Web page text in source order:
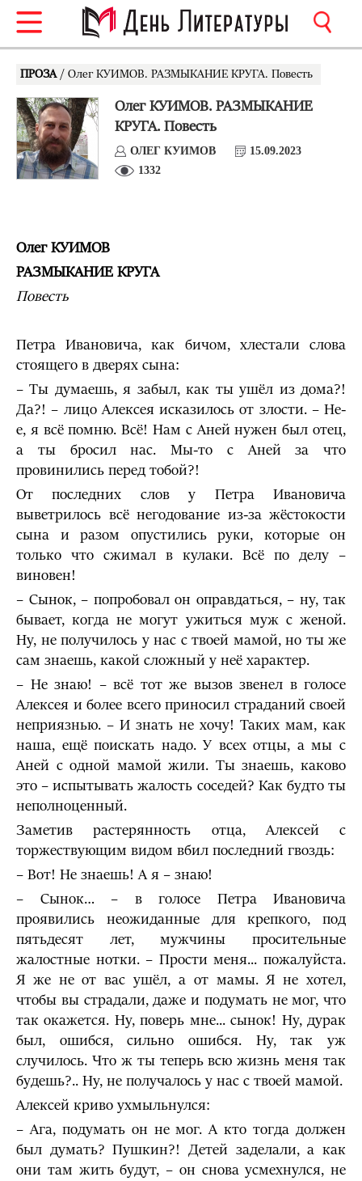
ПРОЗА / Олег КУИМОВ. РАЗМЫКАНИЕ КРУГА. Повесть
Олег КУИМОВ. РАЗМЫКАНИЕ
КРУГА. Повесть
ОЛЕГ КУИМОВ
15.09.2023
1332
Олег КУИМОВ
РАЗМЫКАНИЕ КРУГА
Повесть
Петра Ивановича, как бичом, хлестали слова
стоящего в дверях сына:
– Ты думаешь, я забыл, как ты ушёл из дома?!
Да?! – лицо Алексея исказилось от злости. – Не-
е, я всё помню. Всё! Нам с Аней нужен был отец,
а ты бросил нас. Мы-то с Аней за что
провинились перед тобой?!
От последних слов у Петра Ивановича
выветрилось всё негодование из-за жёстокости
сына и разом опустились руки, которые он
только что сжимал в кулаки. Всё по делу –
виновен!
– Сынок, – попробовал он оправдаться, – ну, так
бывает, когда не могут ужиться муж с женой.
Ну, не получилось у нас с твоей мамой, но ты же
сам знаешь, какой сложный у неё характер.
– Не знаю! – всё тот же вызов звенел в голосе
Алексея и более всего приносил страданий своей
неприязнью. – И знать не хочу! Таких мам, как
наша, ещё поискать надо. У всех отцы, а мы с
Аней с одной мамой жили. Ты знаешь, каково
это – испытывать жалость соседей? Как будто ты
неполноценный.
Заметив растерянность отца, Алексей с
торжествующим видом вбил последний гвоздь:
– Вот! Не знаешь! А я – знаю!
– Сынок… – в голосе Петра Ивановича
проявились неожиданные для крепкого, под
пятьдесят лет, мужчины просительные
жалостные нотки. – Прости меня... пожалуйста.
Я же не от вас ушёл, а от мамы. Я не хотел,
чтобы вы страдали, даже и подумать не мог, что
так окажется. Ну, поверь мне... сынок! Ну, дурак
был, ошибся, сильно ошибся. Ну, так уж
случилось. Что ж ты теперь всю жизнь меня так
будешь?.. Ну, не получалось у нас с твоей мамой.
Алексей криво ухмыльнулся:
– Ага, подумать он не мог. А кто тогда должен
был думать? Пушкин?! Детей заделали, а как
они там жить будут, – он снова усмехнулся, не